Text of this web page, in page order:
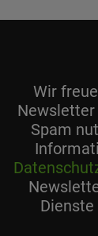
Wir
Spam
Dienste